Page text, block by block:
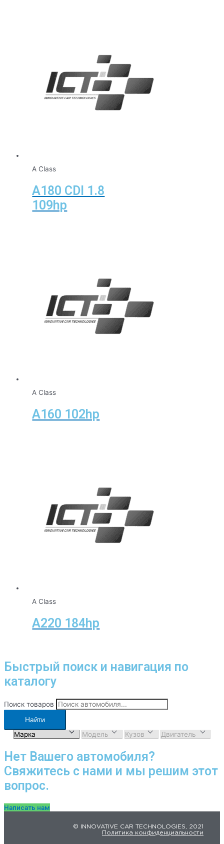
A Class
A180 CDI 1.8
109hp
A Class
A160 102hp
A Class
A220 184hp
Быстрый поиск и навигация по
каталогу
Поиск товаров
Найти
Нет Вашего автомобиля?
Свяжитесь с нами и мы решим этот
вопрос.
Написать нам
© INNOVATIVE CAR TECHNOLOGIES, 2021
Политика конфиденциальности